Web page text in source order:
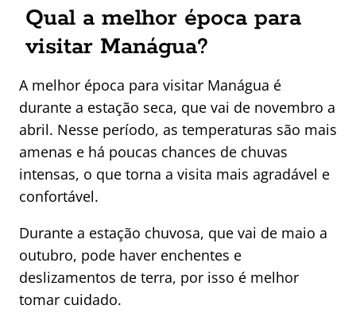
Qual a melhor época para
visitar Manágua?
A melhor época para visitar Manágua é
durante a estação seca, que vai de novembro a
abril. Nesse período, as temperaturas são mais
amenas e há poucas chances de chuvas
intensas, o que torna a visita mais agradável e
confortável.
Durante a estação chuvosa, que vai de maio a
outubro, pode haver enchentes e
deslizamentos de terra, por isso é melhor
tomar cuidado.